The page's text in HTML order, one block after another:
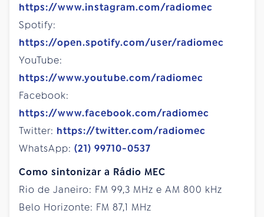
https://www.instagram.com/radiomec
Spotify:
https://open.spotify.com/user/radiomec
YouTube:
https://www.youtube.com/radiomec
Facebook:
https://www.facebook.com/radiomec
Twitter: https://twitter.com/radiomec
WhatsApp: (21) 99710-0537
Como sintonizar a Rádio MEC
Rio de Janeiro: FM 99,3 MHz e AM 800 kHz
Belo Horizonte: FM 87,1 MHz